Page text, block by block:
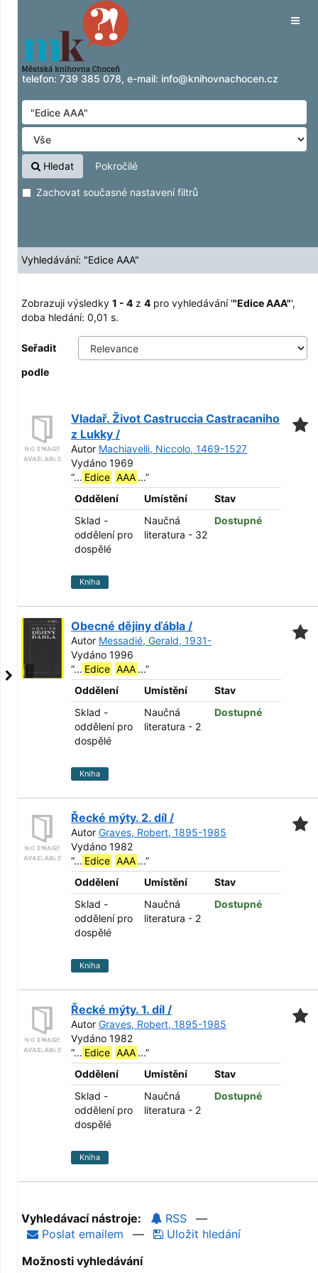
Zobrazuji výsledky1 - 4z
Přeskočit na obsah
telefon: 739 385 078, e-mail: info@knihovnachocen.cz
Hledat Pokročilé
Zachovat současné nastavení filtrů
Vyhledávání: "Edice AAA"
Zobrazuji výsledky 1 - 4 z 4 pro vyhledávání '"Edice AAA"',
doba hledání: 0,01 s.
Seřadit
podle
Vladař. Život Castruccia Castracaniho
z Lukky /
Autor Machiavelli, Niccolo, 1469-1527
Vydáno 1969
“... Edice AAA ...”
Oddělení
Umístění
Stav
Sklad -
oddělení pro
dospělé
Naučná
literatura - 32
Dostupné
Kniha
Obecné dějiny ďábla /
Autor Messadié, Gerald, 1931-
Vydáno 1996
“... Edice AAA ...”
Oddělení
Umístění
Stav
Sklad -
oddělení pro
dospělé
Naučná
literatura - 2
Dostupné
Kniha
Řecké mýty. 2. díl /
Autor Graves, Robert, 1895-1985
Vydáno 1982
“... Edice AAA ...”
Oddělení
Umístění
Stav
Sklad -
oddělení pro
dospělé
Naučná
literatura - 2
Dostupné
Kniha
Řecké mýty. 1. díl /
Autor Graves, Robert, 1895-1985
Vydáno 1982
“... Edice AAA ...”
Oddělení
Umístění
Stav
Sklad -
oddělení pro
dospělé
Naučná
literatura - 2
Dostupné
Kniha
Vyhledávací nástroje: RSS
—
Poslat emailem
—
Uložit hledání
Možnosti vyhledávání